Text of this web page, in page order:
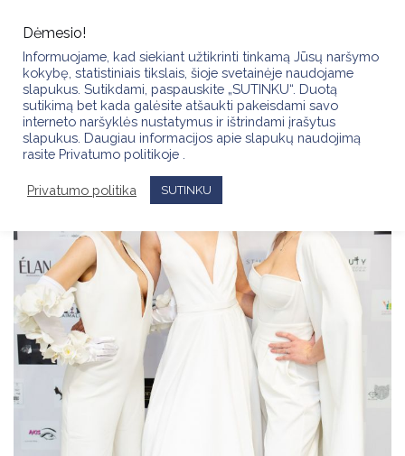
content
Dėmesio!
Informuojame, kad siekiant užtikrinti tinkamą Jūsų naršymo
kokybę, statistiniais tikslais, šioje svetainėje naudojame
slapukus. Sutikdami, paspauskite „SUTINKU“. Duotą
sutikimą bet kada galėsite atšaukti pakeisdami savo
interneto naršyklės nustatymus ir ištrindami įrašytus
slapukus. Daugiau informacijos apie slapukų naudojimą
rasite Privatumo politikoje .
Privatumo politika SUTINKU